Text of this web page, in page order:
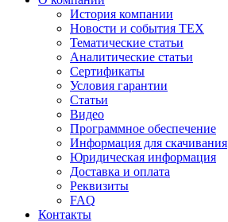
История компании
Новости и события ТЕХ
Тематические статьи
Аналитические статьи
Сертификаты
Условия гарантии
Статьи
Видео
Программное обеспечение
Информация для скачивания
Юридическая информация
Доставка и оплата
Реквизиты
FAQ
Контакты